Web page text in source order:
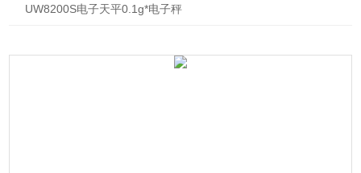
UW8200S电子天平0.1g*电子秤